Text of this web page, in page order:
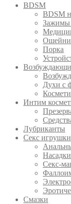
BDSM
BDSM
Зажимы
Порка
Духи с
Интим
Лубриканты
Секс игрушки
Секс-
Смазки